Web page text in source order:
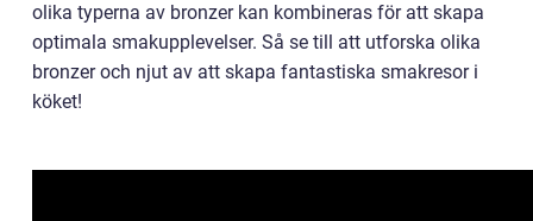
olika typerna av bronzer kan kombineras för att skapa
optimala smakupplevelser. Så se till att utforska olika
bronzer och njut av att skapa fantastiska smakresor i
köket!